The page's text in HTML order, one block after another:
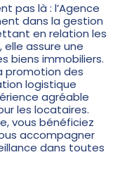
pas là : l’Agence
dans la gestion
en relation les
assure une
biens immobiliers.
promotion des
logistique
agréable
les locataires.
vous bénéficiez
accompagner
dans toutes